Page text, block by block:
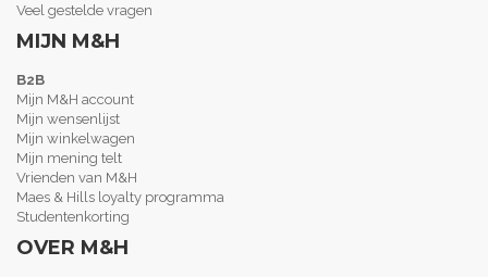
Veel gestelde vragen
MIJN M&H
B2B
Mijn M&H account
Mijn wensenlijst
Mijn winkelwagen
Mijn mening telt
Vrienden van M&H
Maes & Hills loyalty programma
Studentenkorting
OVER M&H